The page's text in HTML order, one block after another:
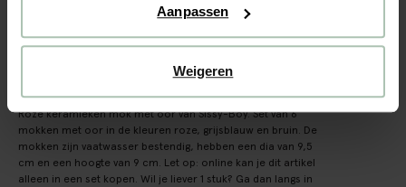
Aanpassen
Weigeren
REVIEWS (1)
Roze keramieken mok met oor van Sissy-Boy. Set van 6
mokken met oor in de kleuren roze, grijsblauw en bruin. De
mokken zijn vaatwasser bestendig, hebben een dia van 9,5
cm en een hoogte van 9 cm. Let op: online kan je dit artikel
alleen in een set kopen. Wil je liever 1 stuk? Ga dan langs in